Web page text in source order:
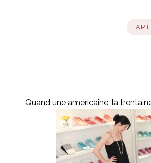
Quand une américaine, la